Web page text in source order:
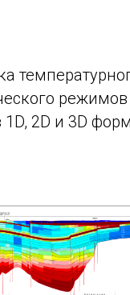
режимов
2D и 3D